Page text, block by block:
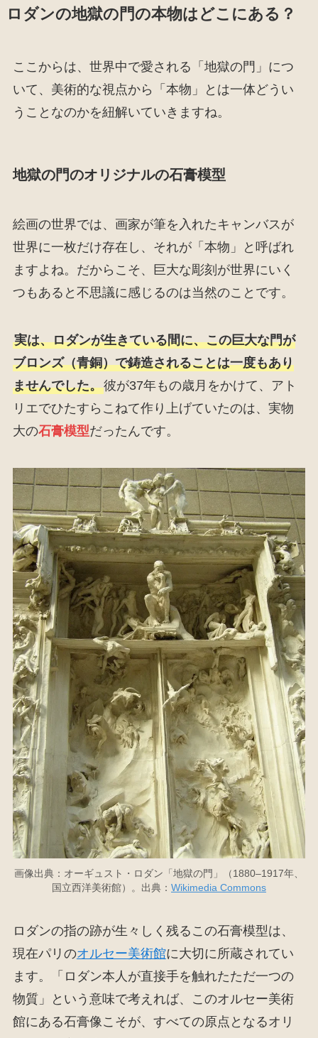
ロダンの地獄の門の本物はどこにある？
ここからは、世界中で愛される「地獄の門」につ
いて、美術的な視点から「本物」とは一体どうい
うことなのかを紐解いていきますね。
地獄の門のオリジナルの石膏模型
絵画の世界では、画家が筆を入れたキャンバスが
世界に一枚だけ存在し、それが「本物」と呼ばれ
ますよね。だからこそ、巨大な彫刻が世界にいく
つもあると不思議に感じるのは当然のことです。
実は、ロダンが生きている間に、この巨大な門が
ブロンズ（青銅）で鋳造されることは一度もあり
ませんでした。彼が37年もの歳月をかけて、アト
リエでひたすらこねて作り上げていたのは、実物
大の石膏模型だったんです。
画像出典：オーギュスト・ロダン「地獄の門」（1880–1917年、
国立西洋美術館）。出典： Wikimedia Commons
ロダンの指の跡が生々しく残るこの石膏模型は、
現在パリのオルセー美術館に大切に所蔵されてい
ます。「ロダン本人が直接手を触れたただ一つの
物質」という意味で考えれば、このオルセー美術
館にある石膏像こそが、すべての原点となるオリ